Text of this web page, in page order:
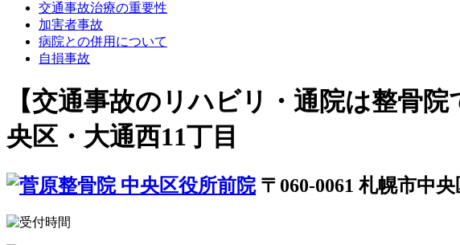
交通事故治療の重要性
加害者事故
病院との併用について
自損事故
【交通事故のリハビリ・通院は整骨
央区・大通西11丁目
〒060-0061 札幌市中